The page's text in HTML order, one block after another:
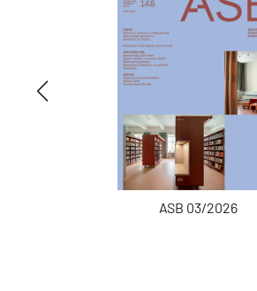
ASB 03/2026